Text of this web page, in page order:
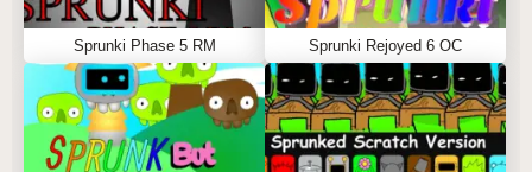
Sprunki Phase 5 RM Sprunki Rejoyed 6 OC